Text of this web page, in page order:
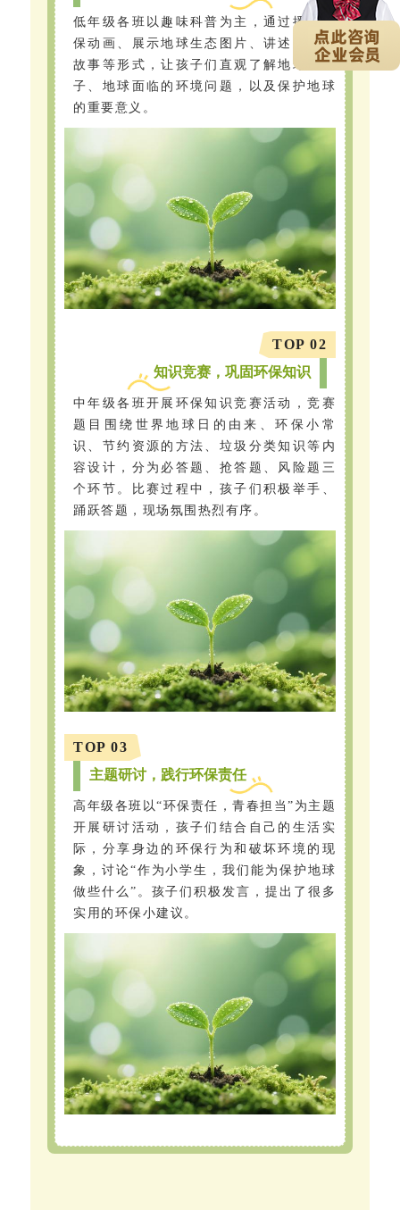
低年级各班以趣味科普为主，通过播放环
保动画、展示地球生态图片、讲述环保小
故事等形式，让孩子们直观了解地球的样
子、地球面临的环境问题，以及保护地球
的重要意义。
TOP 02
知识竞赛，巩固环保知识
中年级各班开展环保知识竞赛活动，竞赛
题目围绕世界地球日的由来、环保小常
识、节约资源的方法、垃圾分类知识等内
容设计，分为必答题、抢答题、风险题三
个环节。比赛过程中，孩子们积极举手、
踊跃答题，现场氛围热烈有序。
TOP 03
主题研讨，践行环保责任
高年级各班以“环保责任，青春担当”为主题
开展研讨活动，孩子们结合自己的生活实
际，分享身边的环保行为和破坏环境的现
象，讨论“作为小学生，我们能为保护地球
做些什么”。孩子们积极发言，提出了很多
实用的环保小建议。